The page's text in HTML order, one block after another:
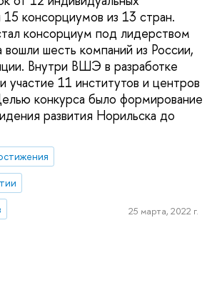
консорциумов из 13 стран.
консорциум под лидерством
шесть компаний из России,
Внутри ВШЭ в разработке
участие 11 институтов и центров
конкурса было формирование
развития Норильска до
25 марта, 2022 г.